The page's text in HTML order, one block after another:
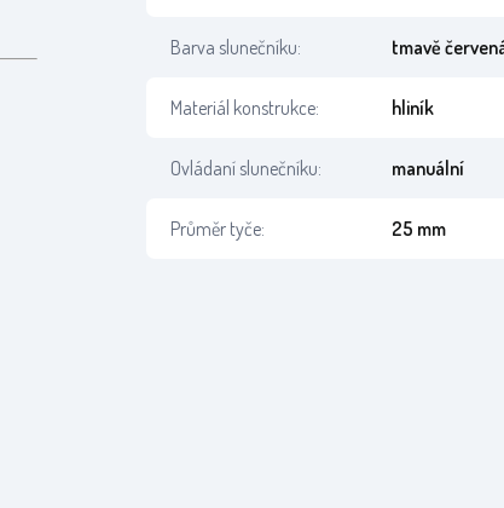
Barva slunečníku: tmavě
Materiál konstrukce: hliník
Ovládaní slunečníku: manuální
Průměr tyče: 25 mm